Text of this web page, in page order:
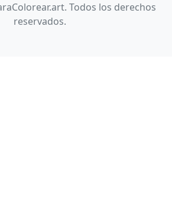
Todos los derechos
reservados.